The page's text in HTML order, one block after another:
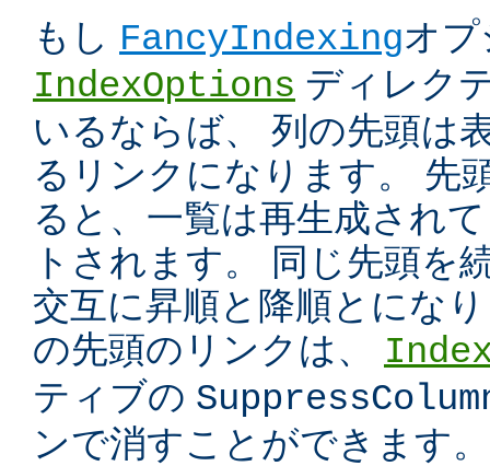
もし FancyIndexingオ
IndexOptions ディレク
いるならば、 列の先頭は
るリンクになります。 先
ると、一覧は再生成され
トされます。 同じ先頭を
交互に昇順と降順とにな
の先頭のリンクは、
ティブの
ンで消すことができます。